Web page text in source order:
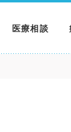
医療相談